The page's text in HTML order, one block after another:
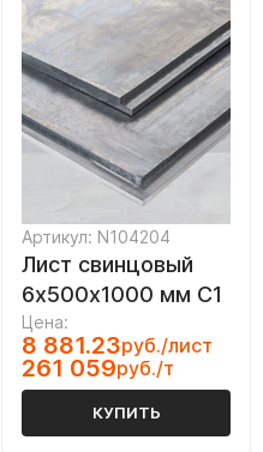
Артикул: N104204
Лист свинцовый
6х500х1000 мм С1
Цена:
8 881.23руб./лист
261 059руб./т
КУПИТЬ